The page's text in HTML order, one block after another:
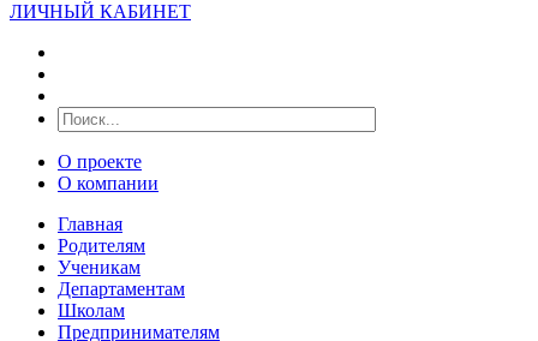
ЛИЧНЫЙ КАБИНЕТ
О проекте
О компании
Главная
Родителям
Ученикам
Департаментам
Школам
Предпринимателям